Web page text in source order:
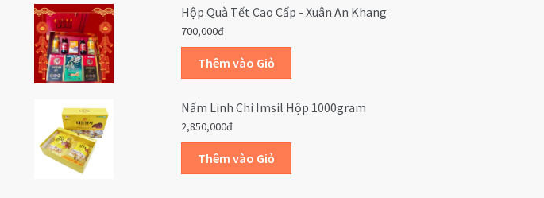
Hộp Quà Tết Cao Cấp - Xuân An Khang
700,000đ
Nấm Linh Chi Imsil Hộp 1000gram
2,850,000đ